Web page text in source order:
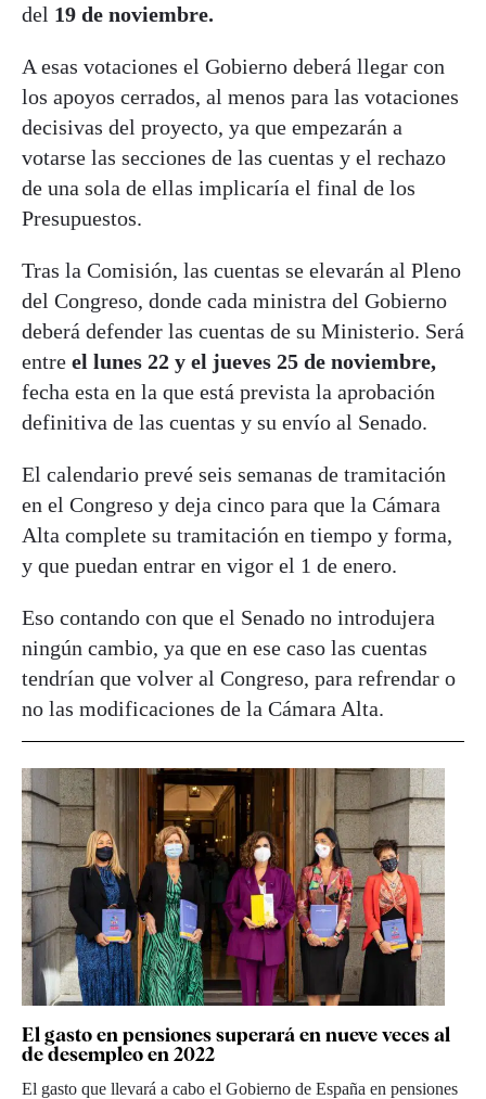
del 19 de noviembre.
A esas votaciones el Gobierno deberá llegar con
los apoyos cerrados, al menos para las votaciones
decisivas del proyecto, ya que empezarán a
votarse las secciones de las cuentas y el rechazo
de una sola de ellas implicaría el final de los
Presupuestos.
Tras la Comisión, las cuentas se elevarán al Pleno
del Congreso, donde cada ministra del Gobierno
deberá defender las cuentas de su Ministerio. Será
entre el lunes 22 y el jueves 25 de noviembre,
fecha esta en la que está prevista la aprobación
definitiva de las cuentas y su envío al Senado.
El calendario prevé seis semanas de tramitación
en el Congreso y deja cinco para que la Cámara
Alta complete su tramitación en tiempo y forma,
y que puedan entrar en vigor el 1 de enero.
Eso contando con que el Senado no introdujera
ningún cambio, ya que en ese caso las cuentas
tendrían que volver al Congreso, para refrendar o
no las modificaciones de la Cámara Alta.
El gasto en pensiones superará en nueve veces al
de desempleo en 2022
El gasto que llevará a cabo el Gobierno de España en pensiones